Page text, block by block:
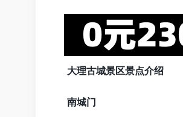
大理古城景区景点介绍
南城门